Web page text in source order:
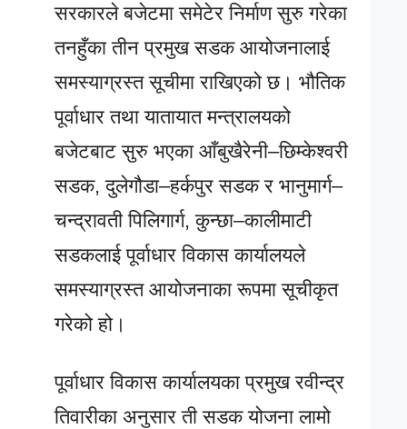
सरकारले बजेटमा समेटेर निर्माण सुरु गरेका
तनहुँका तीन प्रमुख सडक आयोजनालाई
समस्याग्रस्त सूचीमा राखिएको छ। भौतिक
पूर्वाधार तथा यातायात मन्त्रालयको
बजेटबाट सुरु भएका आँबुखैरेनी–छिम्केश्वरी
सडक, दुलेगौडा–हर्कपुर सडक र भानुमार्ग–
चन्द्रावती पिलिगार्ग, कुन्छा–कालीमाटी
सडकलाई पूर्वाधार विकास कार्यालयले
समस्याग्रस्त आयोजनाका रूपमा सूचीकृत
गरेको हो।
पूर्वाधार विकास कार्यालयका प्रमुख रवीन्द्र
तिवारीका अनुसार ती सडक योजना लामो